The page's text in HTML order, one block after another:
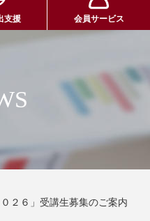
支援 会員サービス
２６」受講生募集のご案内